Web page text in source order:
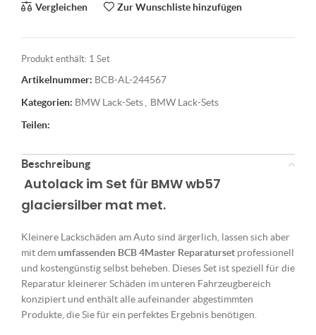
Vergleichen Zur Wunschliste hinzufügen
Produkt enthält: 1 Set
Artikelnummer: BCB-AL-244567
Kategorien: BMW Lack-Sets
BMW Lack-Sets
Teilen:
Beschreibung
Autolack im Set für BMW wb57
glaciersilber mat met.
Kleinere Lackschäden am Auto sind ärgerlich, lassen sich aber
mit demumfassenden BCB 4Master Reparaturset professionell
und kostengünstig selbst beheben. Dieses Set ist speziell für die
Reparatur kleinerer Schäden im unteren Fahrzeugbereich
konzipiert und enthält alle aufeinander abgestimmten
Produkte, die Sie für ein perfektes Ergebnis benötigen.